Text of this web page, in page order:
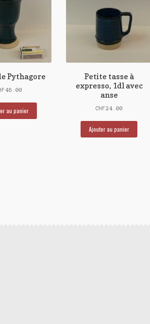
Pythagore
48.00
au panier
Petite tasse à
expresso, 1dl avec
anse
CHF24.00
Ajouter au panier